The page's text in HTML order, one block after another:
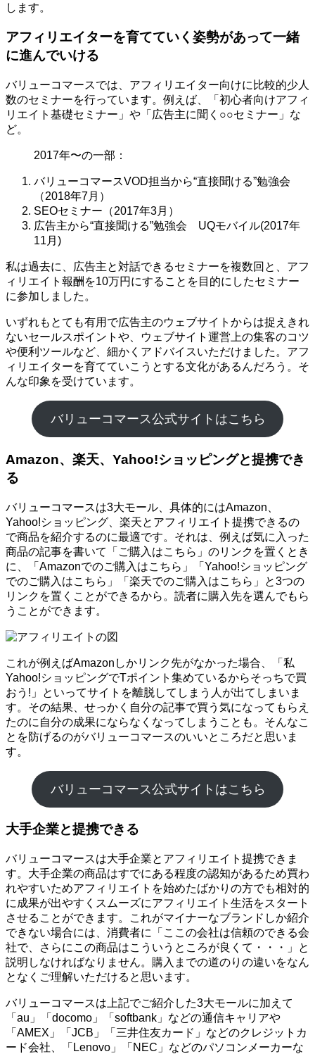
します。
アフィリエイターを育てていく姿勢があって一緒
に進んでいける
バリューコマースでは、アフィリエイター向けに比較的少人
数のセミナーを行っています。例えば、「初心者向けアフィ
リエイト基礎セミナー」や「広告主に聞く○○セミナー」な
ど。
2017年〜の一部：
バリューコマースVOD担当から“直接聞ける”勉強会
（2018年7月）
SEOセミナー（2017年3月）
広告主から“直接聞ける”勉強会 UQモバイル(2017年
11月)
私は過去に、広告主と対話できるセミナーを複数回と、アフ
ィリエイト報酬を10万円にすることを目的にしたセミナー
に参加しました。
いずれもとても有用で広告主のウェブサイトからは捉えきれ
ないセールスポイントや、ウェブサイト運営上の集客のコツ
や便利ツールなど、細かくアドバイスいただけました。アフ
ィリエイターを育てていこうとする文化があるんだろう。そ
んな印象を受けています。
バリューコマース公式サイトはこちら
Amazon、楽天、Yahoo!ショッピングと提携でき
る
バリューコマースは3大モール、具体的にはAmazon、
Yahoo!ショッピング、楽天とアフィリエイト提携できるの
で商品を紹介するのに最適です。それは、例えば気に入った
商品の記事を書いて「ご購入はこちら」のリンクを置くとき
に、「Amazonでのご購入はこちら」「Yahoo!ショッピング
でのご購入はこちら」「楽天でのご購入はこちら」と3つの
リンクを置くことができるから。読者に購入先を選んでもら
うことができます。
これが例えばAmazonしかリンク先がなかった場合、「私
Yahoo!ショッピングでTポイント集めているからそっちで買
おう!」といってサイトを離脱してしまう人が出てしまいま
す。その結果、せっかく自分の記事で買う気になってもらえ
たのに自分の成果にならなくなってしまうことも。そんなこ
とを防げるのがバリューコマースのいいところだと思いま
す。
バリューコマース公式サイトはこちら
大手企業と提携できる
バリューコマースは大手企業とアフィリエイト提携できま
す。大手企業の商品はすでにある程度の認知があるため買わ
れやすいためアフィリエイトを始めたばかりの方でも相対的
に成果が出やすくスムーズにアフィリエイト生活をスタート
させることができます。これがマイナーなブランドしか紹介
できない場合には、消費者に「ここの会社は信頼のできる会
社で、さらにこの商品はこういうところが良くて・・・」と
説明しなければなりません。購入までの道のりの違いをなん
となくご理解いただけると思います。
バリューコマースは上記でご紹介した3大モールに加えて
「au」「docomo」「softbank」などの通信キャリアや
「AMEX」「JCB」「三井住友カード」などのクレジットカ
ード会社、「Lenovo」「NEC」などのパソコンメーカーな